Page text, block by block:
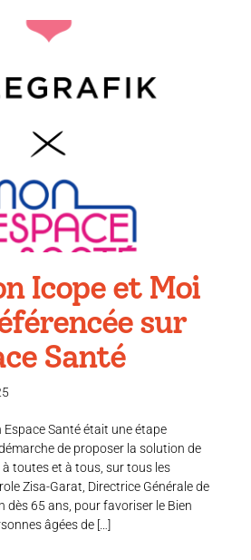
Icope et Moi
sur
Santé
Espace Santé était une étape
de proposer la solution de
toutes et à tous, sur tous les
Zisa-Garat, Directrice Générale de
dès 65 ans, pour favoriser le Bien
âgées de […]